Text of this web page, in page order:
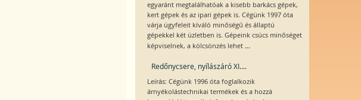
egyaránt megtalálhatóak a kisebb barkács gépek,
kert gépek és az ipari gépek is. Cégünk 1997 óta
várja ügyfeleit kíváló minőségű és állaptú
gépekkel két üzletben is. Gépeink csúcs minőséget
képviselnek, a kölcsönzés lehet ...
Redőnycsere, nyílászáró XI....
Leírás: Cégünk 1996 óta foglalkozik
árnyékolástechnikai termékek és a hozzá